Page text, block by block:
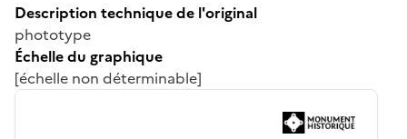
Description technique de l'original
phototype
Échelle du graphique
[échelle non déterminable]